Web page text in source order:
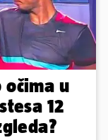
očima u
12